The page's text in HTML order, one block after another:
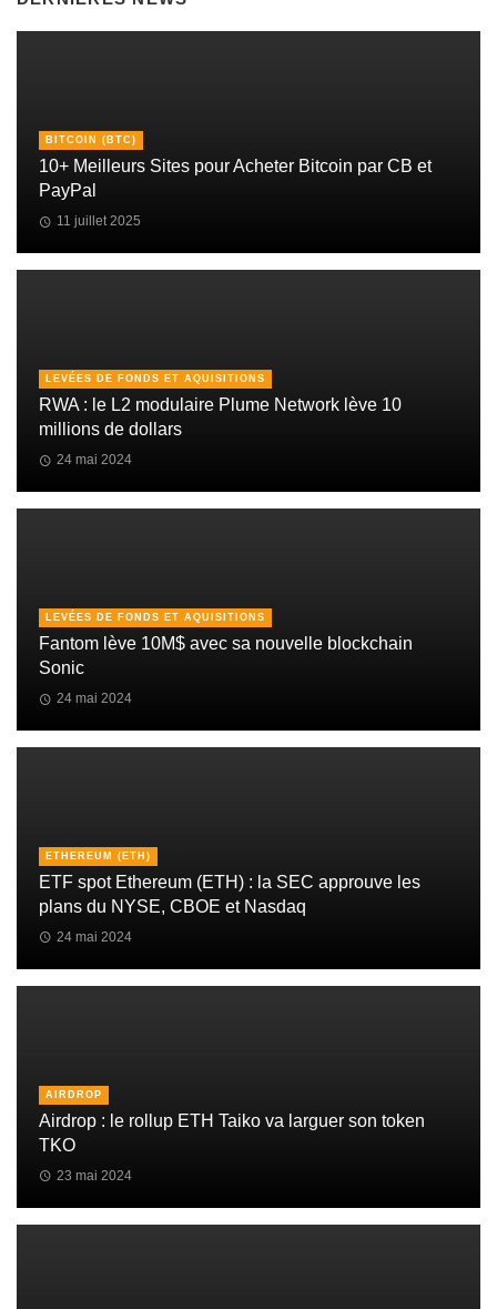
BITCOIN (BTC)
10+ Meilleurs Sites pour Acheter Bitcoin par CB et
PayPal
11 juillet 2025
LEVÉES DE FONDS ET AQUISITIONS
RWA : le L2 modulaire Plume Network lève 10
millions de dollars
24 mai 2024
LEVÉES DE FONDS ET AQUISITIONS
Fantom lève 10M$ avec sa nouvelle blockchain
Sonic
24 mai 2024
ETHEREUM (ETH)
ETF spot Ethereum (ETH) : la SEC approuve les
plans du NYSE, CBOE et Nasdaq
24 mai 2024
AIRDROP
Airdrop : le rollup ETH Taiko va larguer son token
TKO
23 mai 2024